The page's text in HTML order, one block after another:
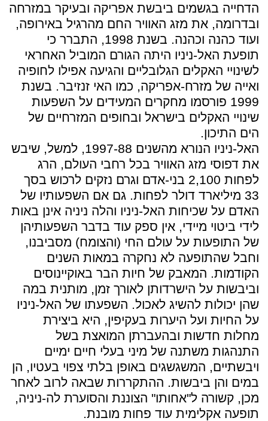
הדחייה בגשמים ביבשת אפריקה ובעיקר במזרחה
ובדרומה, את מזג האוויר החם מהרגיל באירופה,
ועוד כהנה וכהנה. בשנת 1998, התברר כי
תופעת האל-ניניו היתה הגורם המוביל האחראי
לשינויי האקלים הגלובליים והגיעה אפילו לחופיה
ואייה של מזרח-אפריקה, כמו האי זנזיבר. בשנת
1999 פורסמו מחקרים המעידים על השפעות
שינויי האקלים בישראל ובחופים המזרחיים של
הים התיכון.
האל-ניניו הנורא מהשנים 1997-88, למשל, שיבש
את דפוסי מזג האוויר בכל רחבי העולם, הרג
לפחות 2,100 בני-אדם וגרם נזקים לרכוש בסך
33 מיליארד דולר לפחות. גם אם השפעותיו של
האדם על שכיחות האל-ניניו והלה ניניה אינן באות
לידי ביטוי מיידי, אין ספק עוד בדבר השפעותיהן
של התופעות על עולם החי (והצומח) מסביבנו,
וחבל שהתופעה לא נחקרה במאות השנים
הקודמות. המאבק של חיות הבר באוקיינוסים
וביבשות על הישרדותן לאורך זמן, מותנית במה
שהן יכולות להשיג לאכול. השפעתו של האל-ניניו
על החיות ועל היערות בעקיפין, היא ביצירת
מחלות חדשות ובהעברתן המואצת בשל
התנהגות משתנה של מיני בעלי חיים ימיים
ויבשתיים, המשגשגים באופן בלתי צפוי בעטיו, הן
במים והן ביבשות. ההתקררות שבאה לרוב לאחר
מכן, קשורה ל"אחותו" הצוננת והסוערת לה-ניניה,
תופעה אקלימית עוד פחות מובנת.